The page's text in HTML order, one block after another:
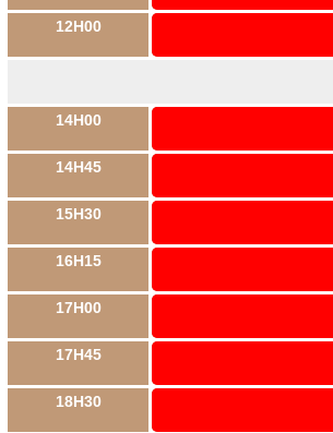
12H00
14H00
14H45
15H30
16H15
17H00
17H45
18H30